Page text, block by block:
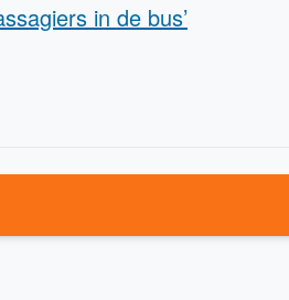
in de bus’